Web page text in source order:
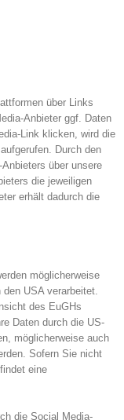
über Links
Anbieter ggf. Daten
Link klicken, wird die
Durch den
über unsere
die jeweiligen
erhält dadurch die
möglicherweise
USA verarbeitet.
des EuGHs
Daten durch die US-
möglicherweise auch
Sofern Sie nicht
eine
die Social Media-